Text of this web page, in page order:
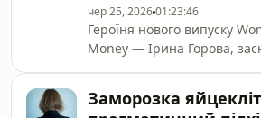
чер 25, 202601:23:46
Героїня нового випуску
Money — Ірина Горова,
розвитку артистів «На її
Заморозка